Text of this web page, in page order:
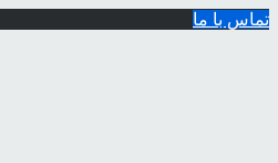
تماس با ما